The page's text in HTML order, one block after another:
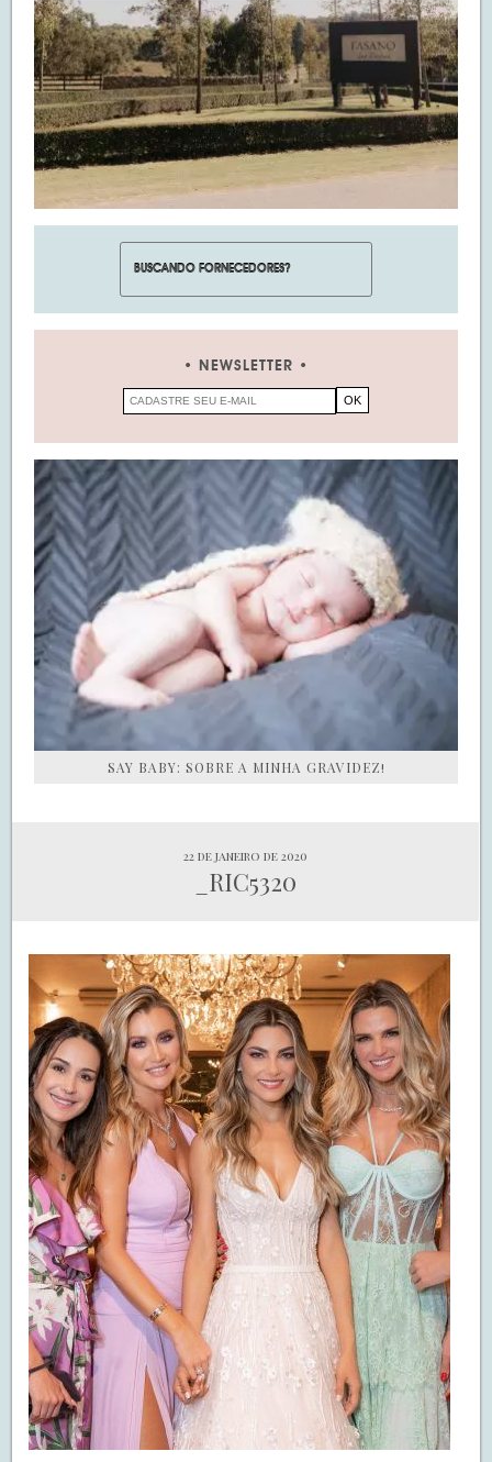
NEWSLETTER
SAY BABY: SOBRE A MINHA GRAVIDEZ!
22 de janeiro de 2020
_RIC5320